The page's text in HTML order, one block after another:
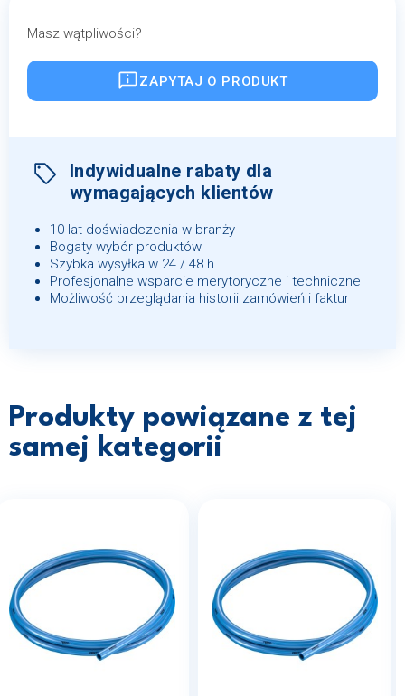
Masz wątpliwości?
ZAPYTAJ O PRODUKT
Indywidualne rabaty dla
wymagających klientów
10 lat doświadczenia w branży
Bogaty wybór produktów
Szybka wysyłka w 24 / 48 h
Profesjonalne wsparcie merytoryczne i techniczne
Możliwość przeglądania historii zamówień i faktur
Produkty powiązane z tej
samej kategorii